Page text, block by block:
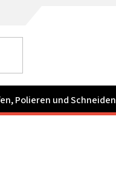
Polieren und Schneiden